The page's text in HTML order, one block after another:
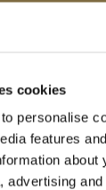
cookies
personalise
features
about
advertising
9.00 en